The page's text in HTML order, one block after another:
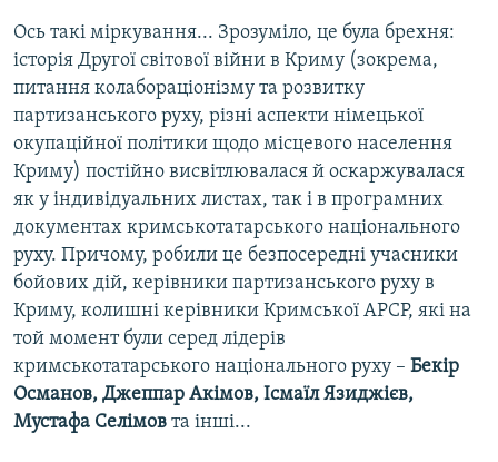
Ось такі міркування... Зрозуміло, це була брехня:
історія Другої світової війни в Криму (зокрема,
питання колабораціонізму та розвитку
партизанського руху, різні аспекти німецької
окупаційної політики щодо місцевого населення
Криму) постійно висвітлювалася й оскаржувалася
як у індивідуальних листах, так і в програмних
документах кримськотатарського національного
руху. Причому, робили це безпосередні учасники
бойових дій, керівники партизанського руху в
Криму, колишні керівники Кримської АРСР, які на
той момент були серед лідерів
кримськотатарського національного руху – Бекір
Османов, Джеппар Акімов, Ісмаїл Язиджієв,
Мустафа Селімов та інші...